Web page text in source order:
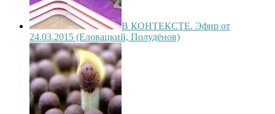
В КОНТЕКСТЕ. Эфир от
24.03.2015 (Еловацкий, Полудёнов)